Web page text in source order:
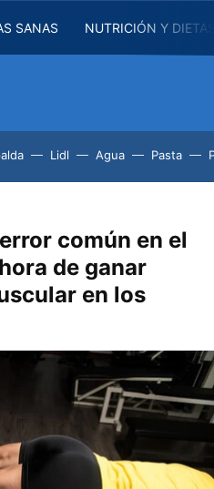
SANAS NUTRICIÓN Y
Lidl Agua Pasta
común en el
de ganar
en los